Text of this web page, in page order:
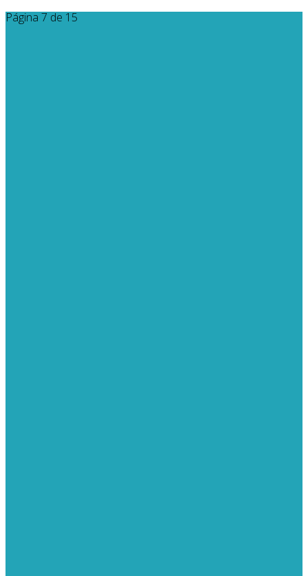
Página 7 de 15